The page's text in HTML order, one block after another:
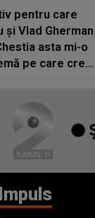
pentru care
și Vlad Gherman
asta mi-o
pe care cred